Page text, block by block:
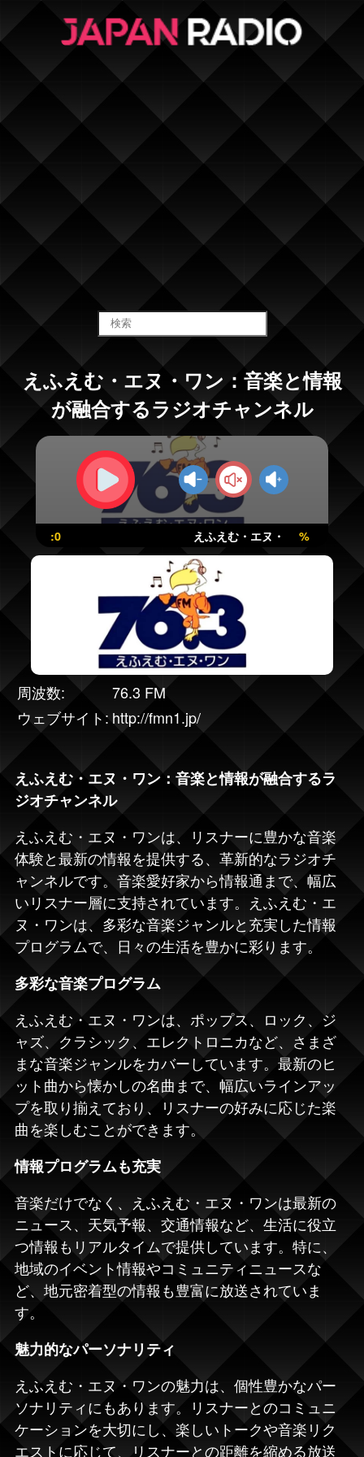
えふえむ・エヌ・ワン：音楽と情報
が融合するラジオチャンネル
:0 えふえむ・エヌ・ワン %
周波数:
76.3 FM
ウェブサイト: http://fmn1.jp/
えふえむ・エヌ・ワン：音楽と情報が融合するラ
ジオチャンネル
えふえむ・エヌ・ワンは、リスナーに豊かな音楽
体験と最新の情報を提供する、革新的なラジオチ
ャンネルです。音楽愛好家から情報通まで、幅広
いリスナー層に支持されています。えふえむ・エ
ヌ・ワンは、多彩な音楽ジャンルと充実した情報
プログラムで、日々の生活を豊かに彩ります。
多彩な音楽プログラム
えふえむ・エヌ・ワンは、ポップス、ロック、ジ
ャズ、クラシック、エレクトロニカなど、さまざ
まな音楽ジャンルをカバーしています。最新のヒ
ット曲から懐かしの名曲まで、幅広いラインアッ
プを取り揃えており、リスナーの好みに応じた楽
曲を楽しむことができます。
情報プログラムも充実
音楽だけでなく、えふえむ・エヌ・ワンは最新の
ニュース、天気予報、交通情報など、生活に役立
つ情報もリアルタイムで提供しています。特に、
地域のイベント情報やコミュニティニュースな
ど、地元密着型の情報も豊富に放送されていま
す。
魅力的なパーソナリティ
えふえむ・エヌ・ワンの魅力は、個性豊かなパー
ソナリティにもあります。リスナーとのコミュニ
ケーションを大切にし、楽しいトークや音楽リク
エストに応じて、リスナーとの距離を縮める放送